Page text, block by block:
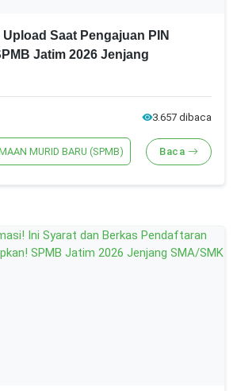
Saat Pengajuan PIN
Jatim 2026 Jenjang
3.657 dibaca
MURID BARU (SPMB) Baca